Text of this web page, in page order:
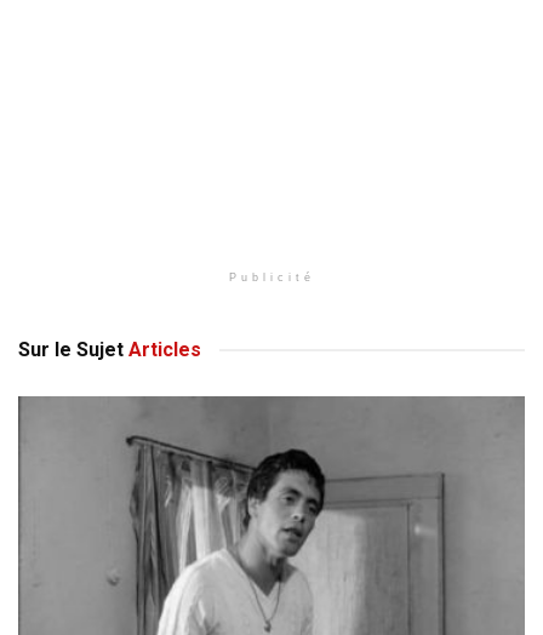
Publicité
Sur le Sujet Articles